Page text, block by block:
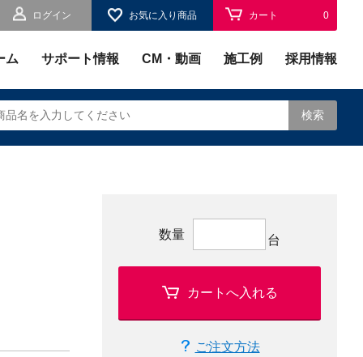
ログイン お気に入り商品 カート 0
ム サポート情報 CM・動画 施工例 採用情報
検索
数量 台
カートへ入れる
ご注文方法